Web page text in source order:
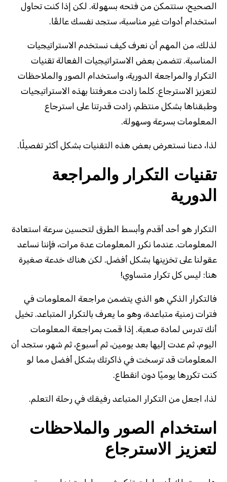
الصحيح، ستتمكن من فتحه بسهولة. لكن إذا كنت تحاول
استخدام أدوات غير مناسبة، ستجد نفسك عالقًا.
لذلك، من المهم أن نعرف كيف نستخدم الاستراتيجيات
المناسبة. تتضمن بعض الاستراتيجيات الفعالة تقنيات
التكرار والمراجعة الدورية، واستخدام الصور والملاحظات
لتعزيز الاسترجاع. كلما زادت معرفتنا بهذه الاستراتيجيات
وطبقناها بشكل منتظم، زادت قدرتنا على استرجاع
المعلومات بسرعة وسهولة.
لذا، دعنا نستعرض بعض هذه التقنيات بشكل أكثر تفصيلًا.
تقنيات التكرار والمراجعة
الدورية
التكرار هو أحد أقدم وأبسط الطرق لتحسين سرعة استعادة
المعلومات. عندما نكرر المعلومات عدة مرات، فإننا نساعد
عقولنا على تخزينها بشكل أفضل. لكن هناك خدعة صغيرة
هنا: ليس كل تكرار متساوي!
فالتكرار الذكي هو الذي يتضمن مراجعة المعلومات في
فترات زمنية متباعدة، وهو ما يعرف بالتكرار المتباعد. تخيل
أنك تدرس لمادة صعبة. إذا قمت بمراجعة المعلومات
اليوم، ثم عدت إليها بعد يومين، ثم أسبوع، ثم شهر، ستجد أن
المعلومات قد ترسخت في ذاكرتك بشكل أفضل مما لو
كنت تكررها يوميًا دون انقطاع.
لذا، اجعل من التكرار المتباعد رفيقك في رحلة التعلم.
استخدام الصور والملاحظات
لتعزيز الاسترجاع